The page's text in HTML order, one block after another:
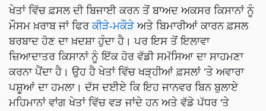
ਖੇਤਾਂ ਵਿੱਚ ਫ਼ਸਲ ਦੀ ਬਿਜਾਈ ਕਰਨ ਤੋਂ ਬਾਅਦ ਅਕਸਰ ਕਿਸਾਨਾਂ ਨੂੰ
ਮੌਸਮ ਖ਼ਰਾਬ ਜਾਂ ਫਿਰ ਕੀੜੇ-ਮਕੌੜੇ ਅਤੇ ਬਿਮਾਰੀਆਂ ਕਾਰਨ ਫ਼ਸਲ
ਬਰਬਾਦ ਹੋਣ ਦਾ ਖ਼ਦਸ਼ਾ ਹੁੰਦਾ ਹੈ। ਪਰ ਇਸ ਤੋਂ ਇਲਾਵਾ
ਜ਼ਿਆਦਾਤਰ ਕਿਸਾਨਾਂ ਨੂੰ ਇੱਕ ਹੋਰ ਵੱਡੀ ਸਮੱਸਿਆ ਦਾ ਸਾਹਮਣਾ
ਕਰਨਾ ਪੈਂਦਾ ਹੈ। ਉਹ ਹੈ ਖੇਤਾਂ ਵਿੱਚ ਖੜ੍ਹੀਆਂ ਫ਼ਸਲਾਂ ’ਤੇ ਅਵਾਰਾ
ਪਸ਼ੂਆਂ ਦਾ ਹਮਲਾ। ਦੱਸ ਦਈਏ ਕਿ ਇਹ ਜਾਨਵਰ ਬਿਨ ਬੁਲਾਏ
ਮਹਿਮਾਨਾਂ ਵਾਂਗ ਖੇਤਾਂ ਵਿੱਚ ਵੜ ਜਾਂਦੇ ਹਨ ਅਤੇ ਵੱਡੇ ਪੱਧਰ 'ਤੇ